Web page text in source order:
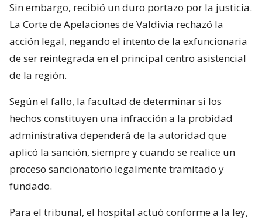
Sin embargo, recibió un duro portazo por la justicia.
La Corte de Apelaciones de Valdivia rechazó la
acción legal, negando el intento de la exfuncionaria
de ser reintegrada en el principal centro asistencial
de la región.
Según el fallo, la facultad de determinar si los
hechos constituyen una infracción a la probidad
administrativa dependerá de la autoridad que
aplicó la sanción, siempre y cuando se realice un
proceso sancionatorio legalmente tramitado y
fundado.
Para el tribunal, el hospital actuó conforme a la ley,